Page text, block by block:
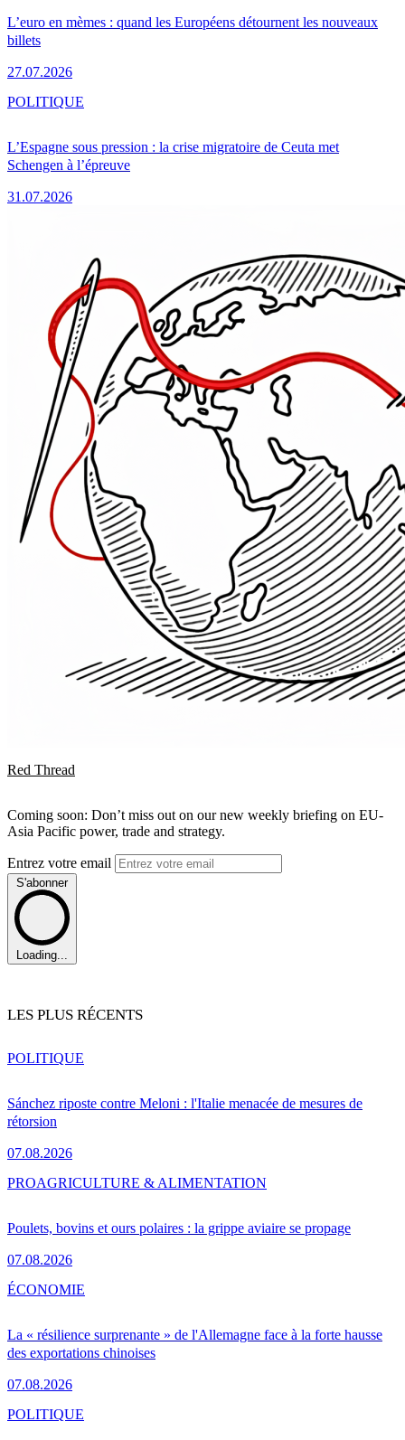
L’euro en mèmes : quand les Européens détournent les nouveaux
billets
27.07.2026
L’Espagne sous pression : la crise migratoire de Ceuta met
Schengen à l’épreuve
31.07.2026
POLITIQUE
Red Thread
Coming soon: Don’t miss out on our new weekly briefing on EU-
Asia Pacific power, trade and strategy.
Entrez votre email
S'abonner
Loading...
LES PLUS RÉCENTS
Sánchez riposte contre Meloni : l'Italie menacée de mesures de
rétorsion
07.08.2026
POLITIQUE
Poulets, bovins et ours polaires : la grippe aviaire se propage
07.08.2026
PROAGRICULTURE & ALIMENTATION
La « résilience surprenante » de l'Allemagne face à la forte hausse
des exportations chinoises
07.08.2026
ÉCONOMIE
POLITIQUE